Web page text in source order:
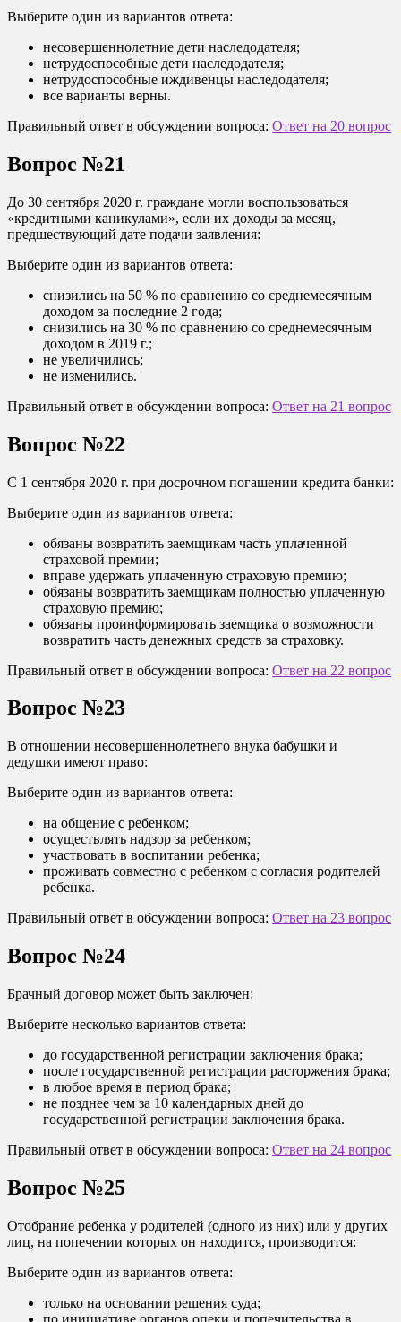
Выберите один из вариантов ответа:
несовершеннолетние дети наследодателя;
нетрудоспособные дети наследодателя;
нетрудоспособные иждивенцы наследодателя;
все варианты верны.
Правильный ответ в обсуждении вопроса: Ответ на 20 вопрос
Вопрос №21
До 30 сентября 2020 г. граждане могли воспользоваться
«кредитными каникулами», если их доходы за месяц,
предшествующий дате подачи заявления:
Выберите один из вариантов ответа:
снизились на 50 % по сравнению со среднемесячным
доходом за последние 2 года;
снизились на 30 % по сравнению со среднемесячным
доходом в 2019 г.;
не увеличились;
не изменились.
Правильный ответ в обсуждении вопроса: Ответ на 21 вопрос
Вопрос №22
С 1 сентября 2020 г. при досрочном погашении кредита банки:
Выберите один из вариантов ответа:
обязаны возвратить заемщикам часть уплаченной
страховой премии;
вправе удержать уплаченную страховую премию;
обязаны возвратить заемщикам полностью уплаченную
страховую премию;
обязаны проинформировать заемщика о возможности
возвратить часть денежных средств за страховку.
Правильный ответ в обсуждении вопроса: Ответ на 22 вопрос
Вопрос №23
В отношении несовершеннолетнего внука бабушки и
дедушки имеют право:
Выберите один из вариантов ответа:
на общение с ребенком;
осуществлять надзор за ребенком;
участвовать в воспитании ребенка;
проживать совместно с ребенком с согласия родителей
ребенка.
Правильный ответ в обсуждении вопроса: Ответ на 23 вопрос
Вопрос №24
Брачный договор может быть заключен:
Выберите несколько вариантов ответа:
до государственной регистрации заключения брака;
после государственной регистрации расторжения брака;
в любое время в период брака;
не позднее чем за 10 календарных дней до
государственной регистрации заключения брака.
Правильный ответ в обсуждении вопроса: Ответ на 24 вопрос
Вопрос №25
Отобрание ребенка у родителей (одного из них) или у других
лиц, на попечении которых он находится, производится:
Выберите один из вариантов ответа:
только на основании решения суда;
по инициативе органов опеки и попечительства в